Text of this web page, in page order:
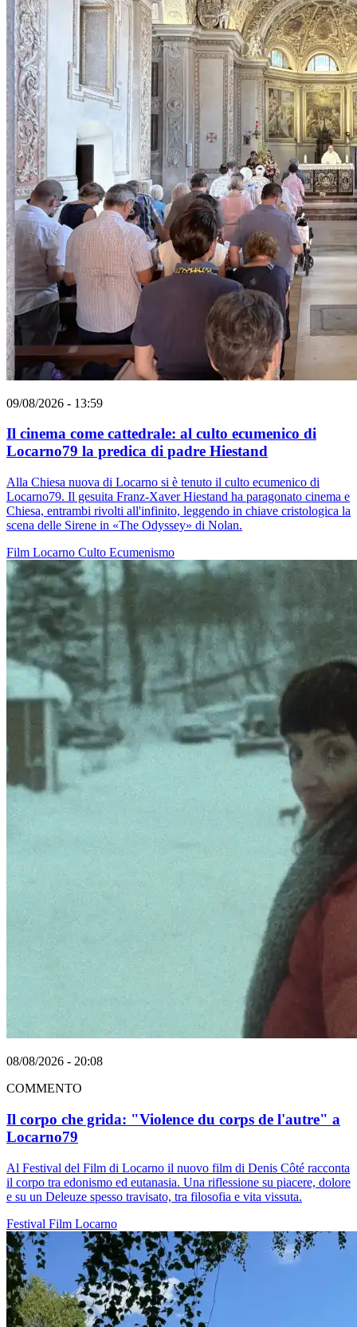
09/08/2026 - 13:59
Il cinema come cattedrale: al culto ecumenico di
Locarno79 la predica di padre Hiestand
Alla Chiesa nuova di Locarno si è tenuto il culto ecumenico di
Locarno79. Il gesuita Franz-Xaver Hiestand ha paragonato cinema e
Chiesa, entrambi rivolti all'infinito, leggendo in chiave cristologica la
scena delle Sirene in «The Odyssey» di Nolan.
Film Locarno Culto Ecumenismo
08/08/2026 - 20:08
COMMENTO
Il corpo che grida: "Violence du corps de l'autre" a
Locarno79
Al Festival del Film di Locarno il nuovo film di Denis Côté racconta
il corpo tra edonismo ed eutanasia. Una riflessione su piacere, dolore
e su un Deleuze spesso travisato, tra filosofia e vita vissuta.
Festival Film Locarno